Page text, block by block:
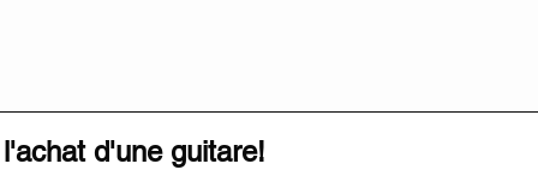
d'une guitare!